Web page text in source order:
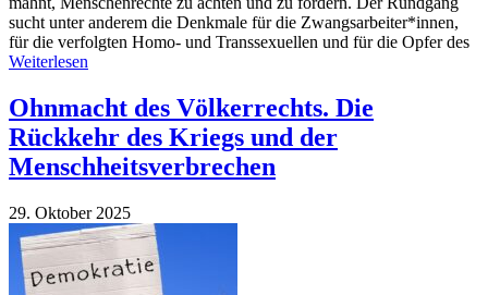
sucht unter anderem die Denkmale für die Zwangsarbeiter*innen,
für die verfolgten Homo- und Transsexuellen und für die Opfer des
Weiterlesen
Ohnmacht des Völkerrechts. Die
Rückkehr des Kriegs und der
Menschheitsverbrechen
29. Oktober 2025